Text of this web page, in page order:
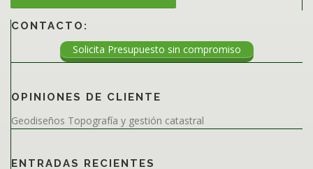
CONTACTO:
Solicita Presupuesto sin compromiso
OPINIONES DE CLIENTE
Geodiseños Topografía y gestión catastral
ENTRADAS RECIENTES